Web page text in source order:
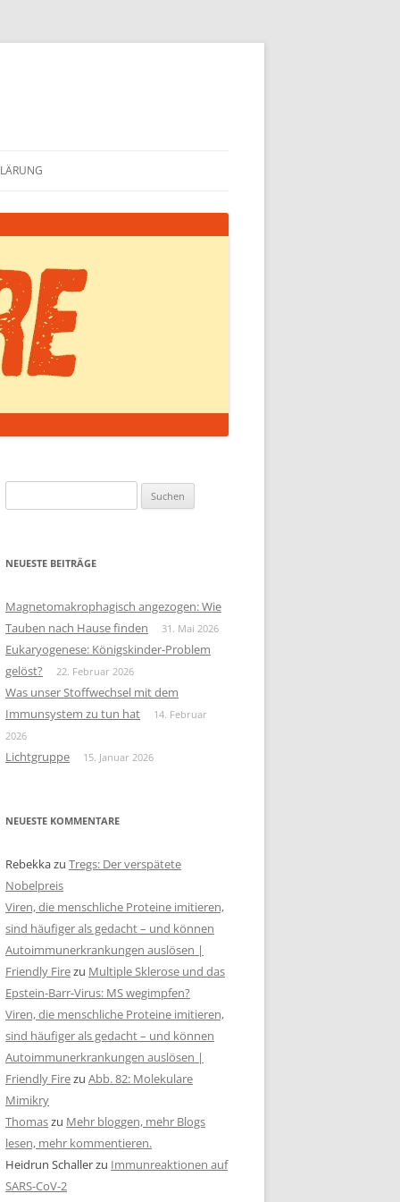
nach:
NEUESTE BEITRÄGE
Magnetomakrophagisch angezogen: Wie
Tauben nach Hause finden
31. Mai 2026
Eukaryogenese: Königskinder-Problem
gelöst?
22. Februar 2026
Was unser Stoffwechsel mit dem
Immunsystem zu tun hat
14. Februar
2026
Lichtgruppe 15. Januar 2026
NEUESTE KOMMENTARE
Rebekkazu Tregs: Der verspätete
Nobelpreis
Viren, die menschliche Proteine imitieren,
sind häufiger als gedacht – und können
Autoimmunerkrankungen auslösen |
Friendly Firezu Multiple Sklerose und das
Epstein-Barr-Virus: MS wegimpfen?
Viren, die menschliche Proteine imitieren,
sind häufiger als gedacht – und können
Autoimmunerkrankungen auslösen |
Friendly Firezu Abb. 82: Molekulare
Mimikry
Thomaszu Mehr bloggen, mehr Blogs
lesen, mehr kommentieren.
Heidrun Schallerzu Immunreaktionen auf
SARS-CoV-2